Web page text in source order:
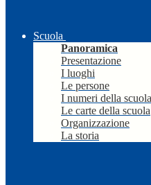
Scuola
Panoramica
Presentazione
I luoghi
Le persone
I numeri della scuola
Le carte della scuola
Organizzazione
La storia